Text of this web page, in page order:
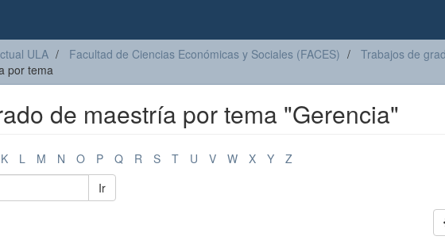
ULA Facultad de Ciencias Económicas y Sociales (FACES)
Trabajos de
por tema
de maestría por tema "Gerencia"
K L M N O P Q R S T U V W X Y
Z
Ir